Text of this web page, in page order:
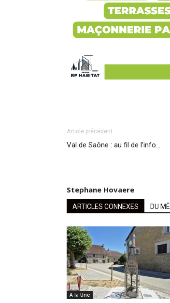
Article précédent
Val de Saône : au fil de l’info…
Stephane Hovaere
ARTICLES CONNEXES DU
A la Une